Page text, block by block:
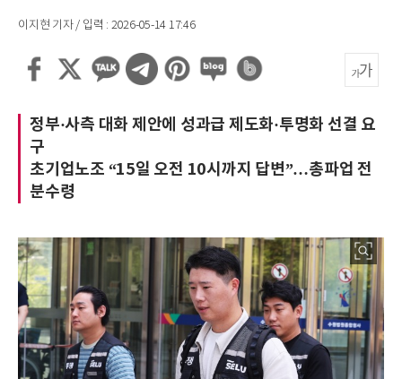
이지현 기자 / 입력 : 2026-05-14 17:46
정부·사측 대화 제안에 성과급 제도화·투명화 선결 요
구
초기업노조 “15일 오전 10시까지 답변”…총파업 전
분수령